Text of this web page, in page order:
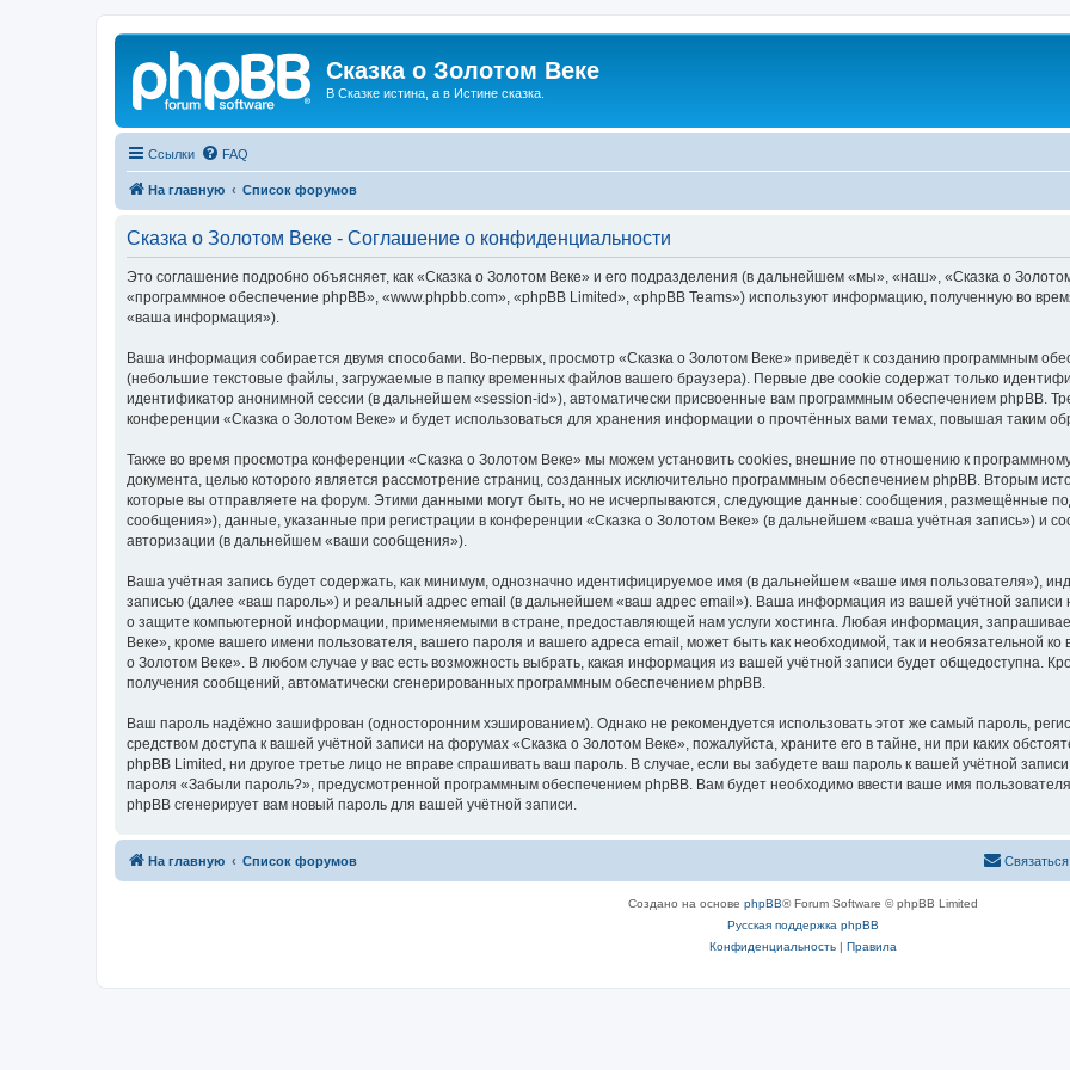
Сказка о Золотом Веке
В Сказке истина, а в Истине сказка.
Ссылки FAQ
На главную Список форумов
Сказка о Золотом Веке - Соглашение о конфиденциальности
Это соглашение подробно объясняет, как «Сказка о Золотом Веке» и его подразделения (в дальнейшем «мы», «наш», «Сказка о
«программное обеспечение phpBB», «www.phpbb.com», «phpBB Limited», «phpBB Teams») используют информацию, полученную во
«ваша информация»).
Ваша информация собирается двумя способами. Во-первых, просмотр «Сказка о Золотом Веке» приведёт к созданию программным
(небольшие текстовые файлы, загружаемые в папку временных файлов вашего браузера). Первые две cookie содержат только
идентификатор анонимной сессии (в дальнейшем «session-id»), автоматически присвоенные вам программным обеспечением phpBB.
конференции «Сказка о Золотом Веке» и будет использоваться для хранения информации о прочтённых вами темах, повышая таким
Также во время просмотра конференции «Сказка о Золотом Веке» мы можем установить cookies, внешние по отношению к
документа, целью которого является рассмотрение страниц, созданных исключительно программным обеспечением phpBB. Вторым
которые вы отправляете на форум. Этими данными могут быть, но не исчерпываются, следующие данные: сообщения, размещённые
сообщения»), данные, указанные при регистрации в конференции «Сказка о Золотом Веке» (в дальнейшем «ваша учётная запись») и
авторизации (в дальнейшем «ваши сообщения»).
Ваша учётная запись будет содержать, как минимум, однозначно идентифицируемое имя (в дальнейшем «ваше имя пользователя»),
записью (далее «ваш пароль») и реальный адрес email (в дальнейшем «ваш адрес email»). Ваша информация из вашей учётной записи
о защите компьютерной информации, применяемыми в стране, предоставляющей нам услуги хостинга. Любая информация,
Веке», кроме вашего имени пользователя, вашего пароля и вашего адреса email, может быть как необходимой, так и необязательной
о Золотом Веке». В любом случае у вас есть возможность выбрать, какая информация из вашей учётной записи будет общедоступна.
получения сообщений, автоматически сгенерированных программным обеспечением phpBB.
Ваш пароль надёжно зашифрован (односторонним хэшированием). Однако не рекомендуется использовать этот же самый пароль,
средством доступа к вашей учётной записи на форумах «Сказка о Золотом Веке», пожалуйста, храните его в тайне, ни при каких
phpBB Limited, ни другое третье лицо не вправе спрашивать ваш пароль. В случае, если вы забудете ваш пароль к вашей учётной
пароля «Забыли пароль?», предусмотренной программным обеспечением phpBB. Вам будет необходимо ввести ваше имя
phpBB сгенерирует вам новый пароль для вашей учётной записи.
На главную Список форумов
Создано на основе phpBB® Forum Software © phpBB Limited
Русская поддержка phpBB
Конфиденциальность| Правила